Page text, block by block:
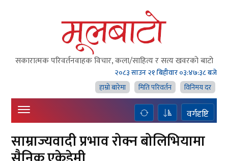
सकारात्मक परिवर्तनवाहक विचार, कला/साहित्य र सत्य खवरको बाटाे
२०८३ साउन २१ बिहीवार०३:४७:३९ बजे
हाम्राे बारेमा
मिति परिवर्तन विनिमय दर
वर्गदृष्टि
साम्राज्यवादी प्रभाव रोक्न बोलिभियामा